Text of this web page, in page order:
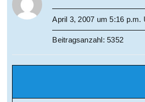
April 3, 2007 um 5:16 p.m.
Beitragsanzahl: 5352